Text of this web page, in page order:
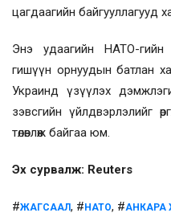
цагдаагийн байгууллагууд
Энэ удаагийн НАТО-
гишүүн орнуудын батлан
Украинд үзүүлэх
зэвсгийн үйлдвэрлэлийг
төлөвлөж байгаа юм.
Эх сурвалж: Reuters
#ЖАГСААЛ, # НАТО, #АНКАРА